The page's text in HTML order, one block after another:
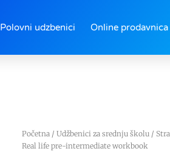
Polovni udzbenici Online prodavnica
Početna/ Udžbenici za srednju školu/
Real life pre-intermediate workbook